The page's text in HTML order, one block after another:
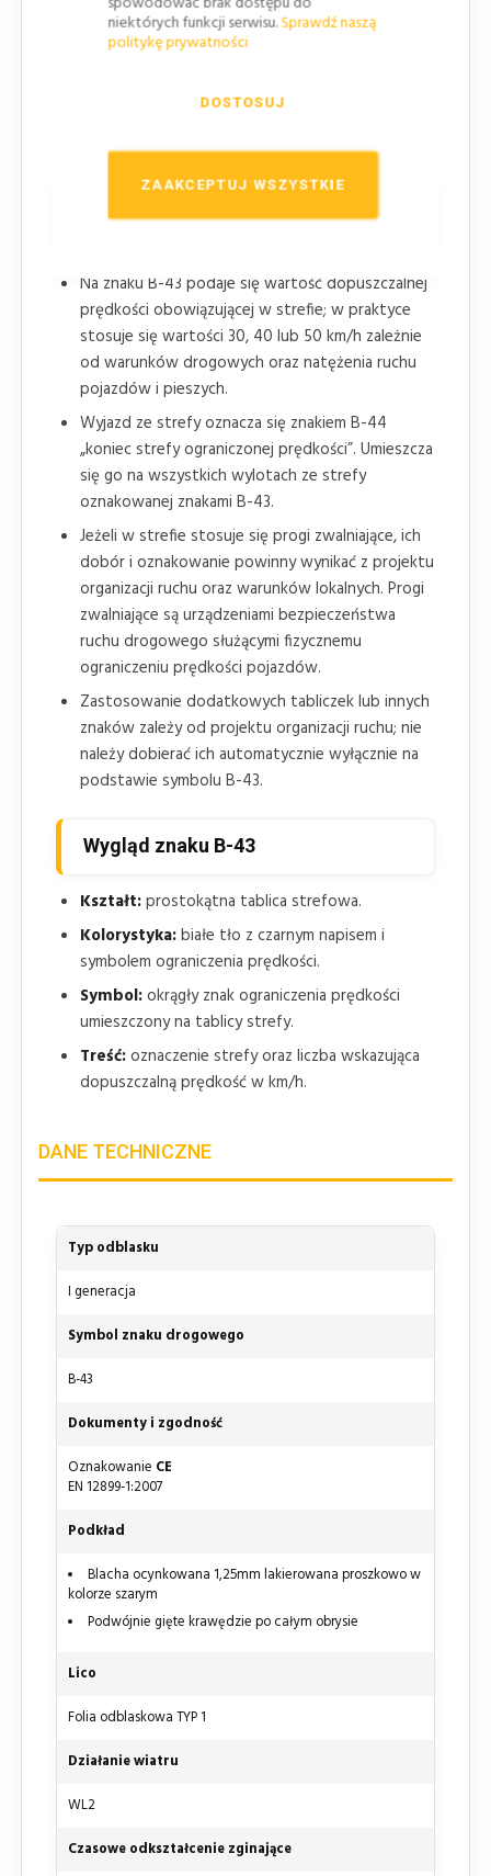
niektórych funkcji serwisu.Sprawdź naszą
politykę prywatności
ZAAKCEPTUJ WSZYSTKIE
DOSTOSUJ
na skrzyżowaniach.
Dla stref z ograniczeniem do 30 km/h lub
wolną jazdę mogą nie wymagać dodatkowego
oznakowanie
Na znaku B-43 podaje się wartość dopuszczalnej
prędkości obowiązującej w strefie; w praktyce
stosuje się wartości 30, 40 lub 50 km/h zależnie
od warunków drogowych oraz natężenia ruchu
pojazdów i pieszych.
Wyjazd ze strefy oznacza się znakiem B-44
„koniec strefy ograniczonej prędkości”. Umieszcza
się go na wszystkich wylotach ze strefy
oznakowanej znakami B-43.
Jeżeli w strefie stosuje się progi zwalniające, ich
dobór i oznakowanie powinny wynikać z projektu
organizacji ruchu oraz warunków lokalnych. Progi
zwalniające są urządzeniami bezpieczeństwa
ruchu drogowego służącymi fizycznemu
ograniczeniu prędkości pojazdów.
Zastosowanie dodatkowych tabliczek lub innych
znaków zależy od projektu organizacji ruchu; nie
należy dobierać ich automatycznie wyłącznie na
podstawie symbolu B-43.
Wygląd znaku B-43
Kształt:prostokątna tablica strefowa.
Kolorystyka:białe tło z czarnym napisem i
symbolem ograniczenia prędkości.
Symbol:okrągły znak ograniczenia prędkości
umieszczony na tablicy strefy.
Treść:oznaczenie strefy oraz liczba wskazująca
dopuszczalną prędkość w km/h.
DANE TECHNICZNE
Typ odblasku
I generacja
Symbol znaku drogowego
B-43
Dokumenty i zgodność
Oznakowanie CE
EN 12899-1:2007
Podkład
Blacha ocynkowana 1,25mm lakierowana proszkowo w
kolorze szarym
Podwójnie gięte krawędzie po całym obrysie
Lico
Folia odblaskowa TYP 1
Działanie wiatru
WL2
Czasowe odkształcenie zginające